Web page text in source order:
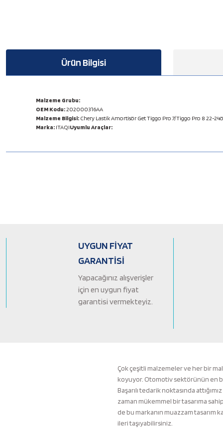
Ürün Bilgisi
Malzeme Grubu:
OEM Kodu:202000316AA
Malzeme Bilgisi: Chery Lastik Amortisör Get Tiggo Pro 7/Tiggo Pro 8 22-
Marka: ITAQIUyumlu Araçlar:
Ürün bilgilerinde hatalar bulunuyor.
UYGUN FİYAT
GARANTİSİ
Yapacağınız alışverişler
için en uygun fiyat
garantisi vermekteyiz.
Çok çeşitli malzemeler ve her bir
koyuyor. Otomotiv sektörünün en
Başarılı tedarik noktasında
zaman mükemmel bir tasarıma
de bu markanın muazzam tasarım
ileri taşıyabilirsiniz.